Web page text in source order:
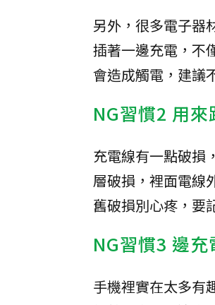
另外，很多電子器
插著一邊充電，不
會造成觸電，建議
NG習慣2 用
充電線有一點破損
層破損，裡面電線
舊破損別心疼，要
NG習慣3 邊充
手機裡實在太多有